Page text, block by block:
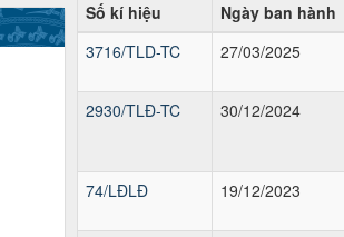
Số kí hiệu Ngày ban hành
3716/TLD-TC
27/03/2025
2930/TLĐ-TC
30/12/2024
74/LĐLĐ
19/12/2023